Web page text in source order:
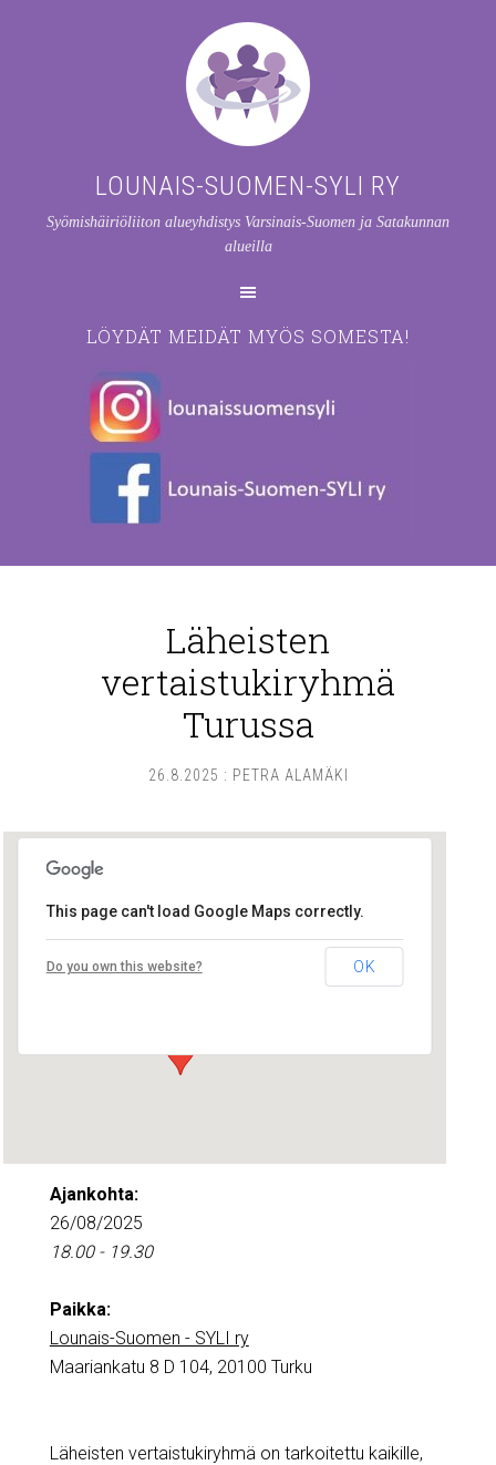
LOUNAIS-SUOMEN-SYLI RY
Syömishäiriöliiton alueyhdistys Varsinais-Suomen ja Satakunnan
alueilla
LÖYDÄT MEIDÄT MYÖS SOMESTA!
Läheisten
vertaistukiryhmä
Turussa
26.8.2025 : PETRA ALAMÄKI
Lounais-Suomen – SYLI ry
Maariankatu 8 D 104 - Turku
This page can't load Google Maps correctly.
Do you own this website? OK
Ajankohta:
26/08/2025
18.00 - 19.30
Paikka:
Lounais-Suomen - SYLI ry
Maariankatu 8 D 104, 20100 Turku
Läheisten vertaistukiryhmä on tarkoitettu kaikille,